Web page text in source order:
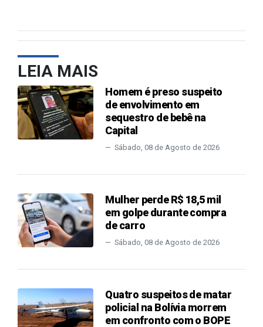
LEIA MAIS
Homem é preso suspeito
de envolvimento em
sequestro de bebê na
Capital
Sábado, 08 de Agosto de 2026
Mulher perde R$ 18,5 mil
em golpe durante compra
de carro
Sábado, 08 de Agosto de 2026
Quatro suspeitos de matar
policial na Bolívia morrem
em confronto com o BOPE